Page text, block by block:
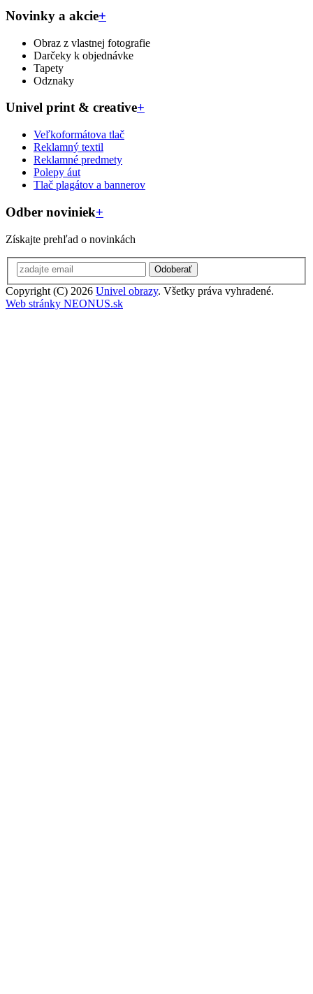
Novinky a akcie+
Obraz z vlastnej fotografie
Darčeky k objednávke
Tapety
Odznaky
Univel print & creative+
Veľkoformátova tlač
Reklamný textil
Reklamné predmety
Polepy áut
Tlač plagátov a bannerov
Odber noviniek+
Získajte prehľad o novinkách
Odoberať
Copyright (C) 2026 Univel obrazy. Všetky práva vyhradené.
Web stránky NEONUS.sk